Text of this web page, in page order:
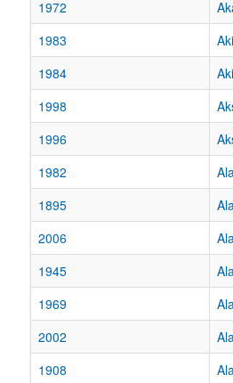
1972
1983
1984
1998
1996
1982
1895
2006
1945
1969
2002
1908